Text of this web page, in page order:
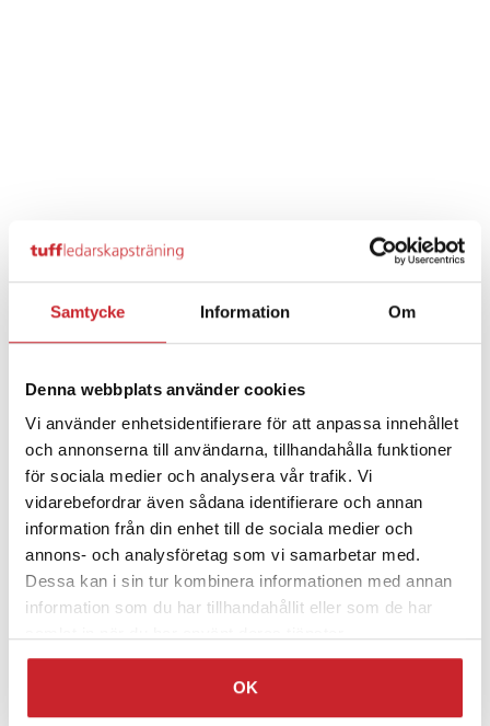
Samtycke Information Om
Denna webbplats använder cookies
Vi använder enhetsidentifierare för att anpassa innehållet
och annonserna till användarna, tillhandahålla funktioner
för sociala medier och analysera vår trafik. Vi
vidarebefordrar även sådana identifierare och annan
information från din enhet till de sociala medier och
annons- och analysföretag som vi samarbetar med.
Dessa kan i sin tur kombinera informationen med annan
information som du har tillhandahållit eller som de har
OK